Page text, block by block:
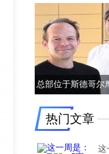
总部位于斯德哥尔
热门文章
这